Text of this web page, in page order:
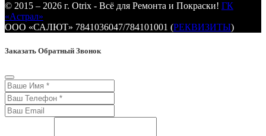
© 2015 – 2026 г. Otrix - Всё для Ремонта и Покраски! ГК
«Астрал»
ООО «САЛЮТ» 7841036047/784101001 (РЕКВИЗИТЫ)
Заказать Обратный Звонок